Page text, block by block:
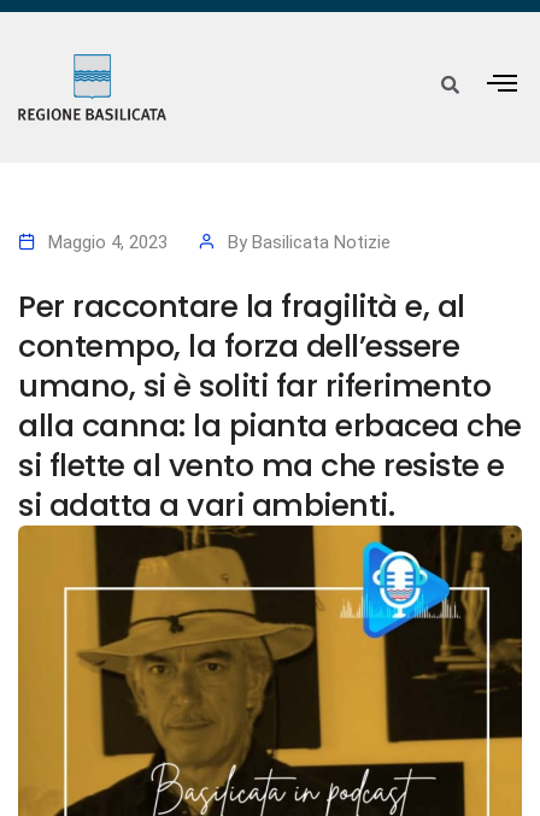
Maggio 4, 2023 By Basilicata Notizie
Per raccontare la fragilità e, al
contempo, la forza dell’essere
umano, si è soliti far riferimento
alla canna: la pianta erbacea che
si flette al vento ma che resiste e
si adatta a vari ambienti.